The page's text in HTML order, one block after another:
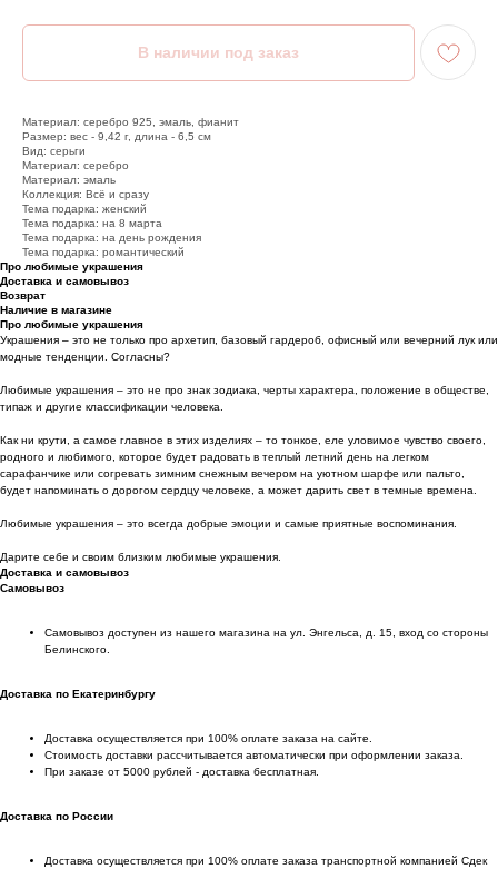
Материал: серебро 925, эмаль, фианит
Размер: вес - 9,42 г, длина - 6,5 см
Вид: серьги
Материал: серебро
Материал: эмаль
Коллекция: Всё и сразу
Тема подарка: женский
Тема подарка: на 8 марта
Тема подарка: на день рождения
Тема подарка: романтический
Про любимые украшения
Доставка и самовывоз
Возврат
Наличие в магазине
Про любимые украшения
Украшения – это не только про архетип, базовый гардероб, офисный или вечерний лук или
модные тенденции. Согласны?
Любимые украшения – это не про знак зодиака, черты характера, положение в обществе,
типаж и другие классификации человека.
Как ни крути, а самое главное в этих изделиях – то тонкое, еле уловимое чувство своего,
родного и любимого, которое будет радовать в теплый летний день на легком
сарафанчике или согревать зимним снежным вечером на уютном шарфе или пальто,
будет напоминать о дорогом сердцу человеке, а может дарить свет в темные времена.
Любимые украшения – это всегда добрые эмоции и самые приятные воспоминания.
Дарите себе и своим близким любимые украшения.
Доставка и самовывоз
Самовывоз
Самовывоз доступен из нашего магазина на ул. Энгельса, д. 15, вход со стороны
Белинского.
Доставка по Екатеринбургу
Доставка осуществляется при 100% оплате заказа на сайте.
Стоимость доставки рассчитывается автоматически при оформлении заказа.
При заказе от 5000 рублей - доставка бесплатная.
Доставка по России
Доставка осуществляется при 100% оплате заказа транспортной компанией Сдек